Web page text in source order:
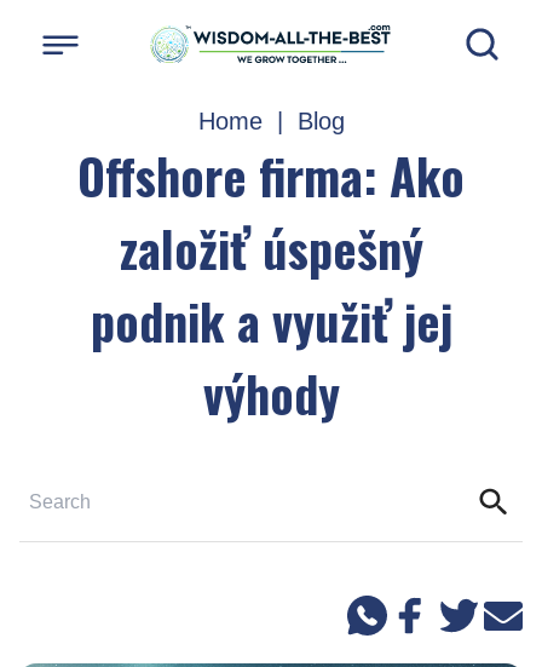
Home| Blog
Offshore firma: Ako
založiť úspešný
podnik a využiť jej
výhody